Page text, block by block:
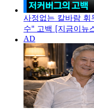
사정없는 칼바람 휘
수" 고백 [지금이뉴